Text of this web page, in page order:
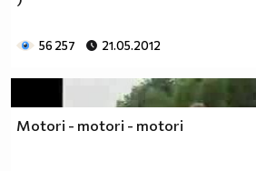
56 257 21.05.2012
Motori - motori - motori